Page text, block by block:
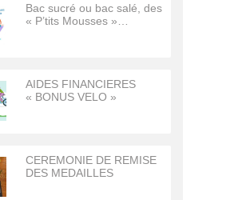
Bac sucré ou bac salé, des
« P’tits Mousses »…
AIDES FINANCIERES
« BONUS VELO »
CEREMONIE DE REMISE
DES MEDAILLES